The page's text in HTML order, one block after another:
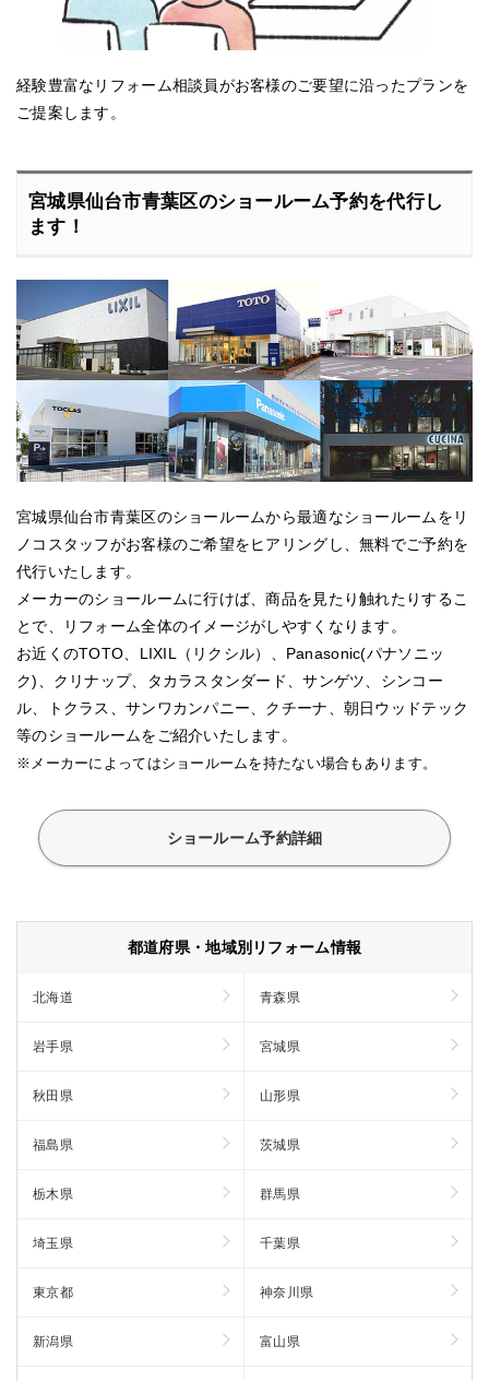
経験豊富なリフォーム相談員がお客様のご要望に沿ったプランを
ご提案します。
宮城県仙台市青葉区のショールーム予約を代行し
ます！
宮城県仙台市青葉区のショールームから最適なショールームをリ
ノコスタッフがお客様のご希望をヒアリングし、無料でご予約を
代行いたします。
メーカーのショールームに行けば、商品を見たり触れたりするこ
とで、リフォーム全体のイメージがしやすくなります。
お近くのTOTO、LIXIL（リクシル）、Panasonic(パナソニッ
ク)、クリナップ、タカラスタンダード、サンゲツ、シンコー
ル、トクラス、サンワカンパニー、クチーナ、朝日ウッドテック
等のショールームをご紹介いたします。
※メーカーによってはショールームを持たない場合もあります。
ショールーム予約詳細
都道府県・地域別リフォーム情報
北海道 青森県
岩手県 宮城県
秋田県 山形県
福島県 茨城県
栃木県 群馬県
埼玉県 千葉県
東京都 神奈川県
新潟県 富山県